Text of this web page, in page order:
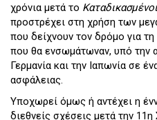
χρόνια μετά το
προστρέχει στη χρήση των
που δείχνουν τον δρόμο για
που θα ενσωμάτωναν, υπό την
Γερμανία και την Ιαπωνία σε
ασφάλειας.
Υποχωρεί όμως ή αντέχει η
διεθνείς σχέσεις μετά την